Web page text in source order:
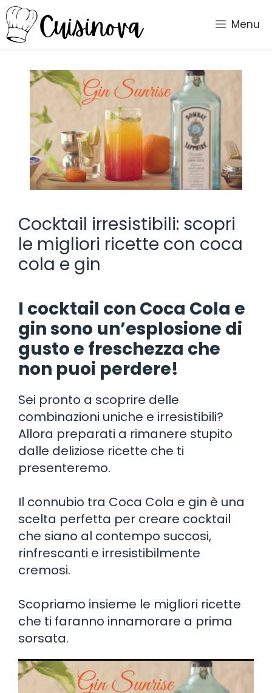
Vai
al
contenuto
Menu
Cocktail irresistibili: scopri
le migliori ricette con coca
cola e gin
I cocktail con Coca Cola e
gin sono un’esplosione di
gusto e freschezza che
non puoi perdere!
Sei pronto a scoprire delle
combinazioni uniche e irresistibili?
Allora preparati a rimanere stupito
dalle deliziose ricette che ti
presenteremo.
Il connubio tra Coca Cola e gin è una
scelta perfetta per creare cocktail
che siano al contempo succosi,
rinfrescanti e irresistibilmente
cremosi.
Scopriamo insieme le migliori ricette
che ti faranno innamorare a prima
sorsata.